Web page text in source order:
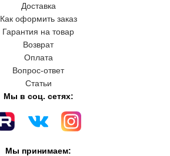
Доставка
Как оформить заказ
Гарантия на товар
Возврат
Оплата
Вопрос-ответ
Статьи
Мы в соц. сетях:
Мы принимаем: